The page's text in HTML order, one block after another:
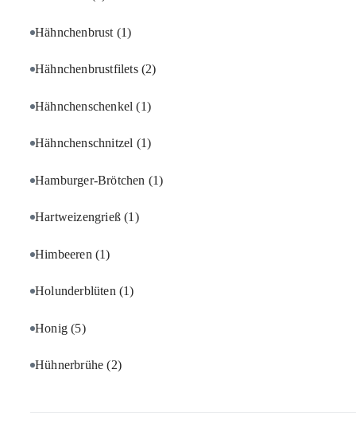
Hähnchenbrust (1)
Hähnchenbrustfilets (2)
Hähnchenschenkel(1)
Hähnchenschnitzel (1)
Hamburger-Brötchen (1)
Hartweizengrieß(1)
Himbeeren (1)
Holunderblüten (1)
Honig(5)
Hühnerbrühe(2)